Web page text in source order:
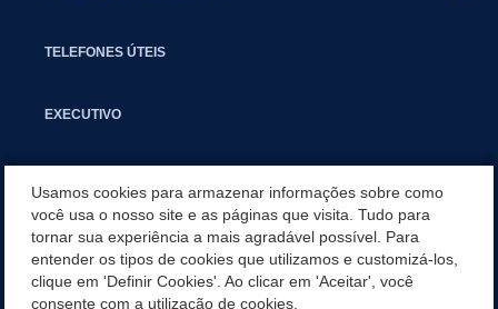
TELEFONES ÚTEIS
EXECUTIVO
APLICATIVO
PARCERIAS E EMENDAS IMPOSITIVAS MUNICIPAIS
Usamos cookies para armazenar informações sobre como
você usa o nosso site e as páginas que visita. Tudo para
tornar sua experiência a mais agradável possível. Para
entender os tipos de cookies que utilizamos e customizá-los,
clique em 'Definir Cookies'. Ao clicar em 'Aceitar', você
consente com a utilização de cookies.